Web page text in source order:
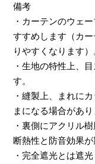
備考
・カーテンのウェ
すすめします（カ
りやすくなります）
・生地の特性上、
す。
・縫製上、まれに
まになる場合があ
・裏側にアクリル
断熱性と防音効果が
・完全遮光とは遮